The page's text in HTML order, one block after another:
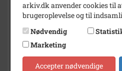
Mit arkiv.dk
arkiv.dk anvender cookies til
brugeroplevelse og til
Nødvendig
Marketing
Accepter nødvendige